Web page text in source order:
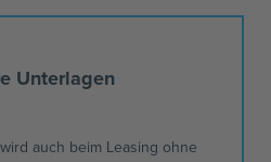
Unterlagen
auch beim Leasing ohne